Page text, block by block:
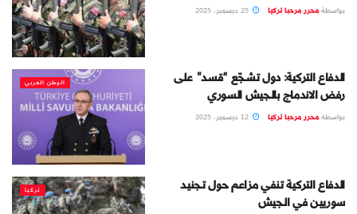
بواسطةمحرر مرحبا تركيا
الوطن العربي
الدفاع التركية: دول تشجّع “قسد” على
رفض الاندماج بالجيش السوري
بواسطةمحرر مرحبا تركيا
تركيا
الدفاع التركية تنفي مزاعم حول تجنيد
سوريين في الجيش